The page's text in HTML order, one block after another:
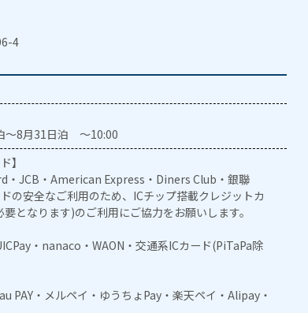
4
～8月31日泊 ～10:00
】
・JCB・American Express・Diners Club・銀聯
の安全なご利用のため、ICチップ搭載クレジットカ
となります)のご利用にご協力をお願いします。
・nanaco・WAON・交通系ICカード(PiTaPa除
PAY・メルペイ・ゆうちょPay・楽天ペイ・Alipay・